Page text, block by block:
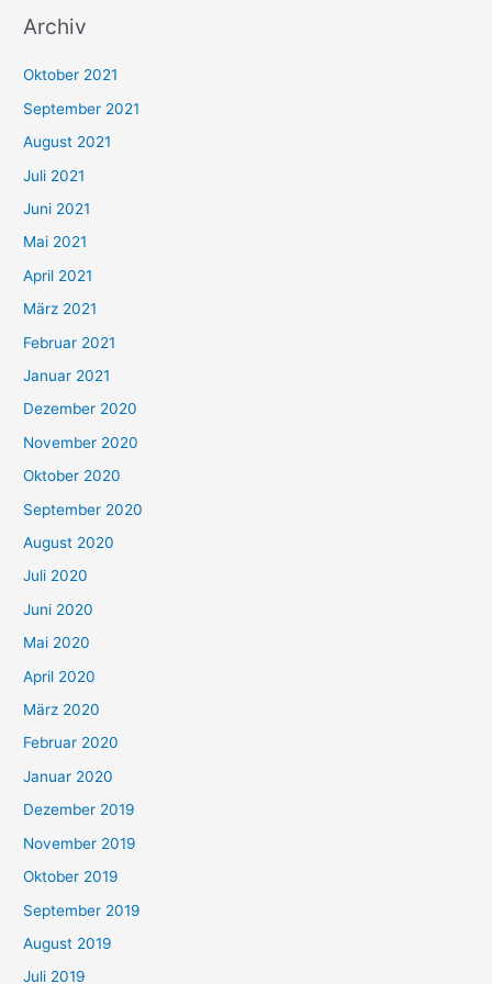
c
n
n
a
c
h
:
Archiv
Oktober 2021
September 2021
August 2021
Juli 2021
Juni 2021
Mai 2021
April 2021
März 2021
Februar 2021
Januar 2021
Dezember 2020
November 2020
Oktober 2020
September 2020
August 2020
Juli 2020
Juni 2020
Mai 2020
April 2020
März 2020
Februar 2020
Januar 2020
Dezember 2019
November 2019
Oktober 2019
September 2019
August 2019
Juli 2019